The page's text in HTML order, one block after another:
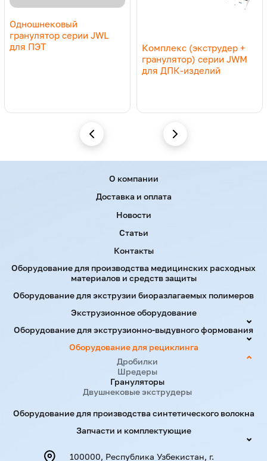
Одношнековый
гранулятор серии JWL
для ПЭТ
Комплекс (экструдер +
гранулятор) серии JWM
для ДПК-изделий
Оборудование для производства медицинских расходных
материалов и средств защиты
Оборудование для экструзии биоразлагаемых полимеров
Экструзионное оборудование
Оборудование для экструзионно-выдувного формования
Оборудование для рециклинга
Дробилки
Шредеры
Грануляторы
Двушнековые экструдеры
Оборудование для производства синтетического волокна
Запчасти и комплектующие
О компании
Доставка и оплата
Новости
Статьи
Контакты
100000, Республика Узбекистан, г.